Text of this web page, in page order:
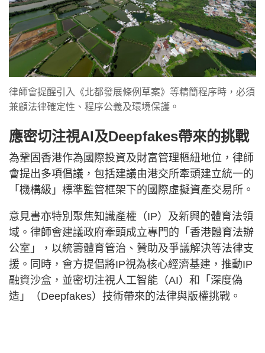
律師會提醒引入《北都發展條例草案》等精簡程序時，必須
兼顧法律確定性、程序公義及環境保護。
應密切注視AI及Deepfakes帶來的挑戰
為鞏固香港作為國際投資及財富管理樞紐地位，律師
會提出多項倡議，包括建議由港交所牽頭建立統一的
「機構級」標準監管框架下的國際虛擬資產交易所。
意見書亦特別聚焦知識產權（IP）及新興的體育法領
域。律師會建議政府牽頭成立專門的「香港體育法辦
公室」，以統籌體育管治、贊助及爭議解決等法律支
援。同時，會方提倡將IP視為核心經濟基建，推動IP
融資沙盒，並密切注視人工智能（AI）和「深度偽
造」（Deepfakes）技術帶來的法律與版權挑戰。